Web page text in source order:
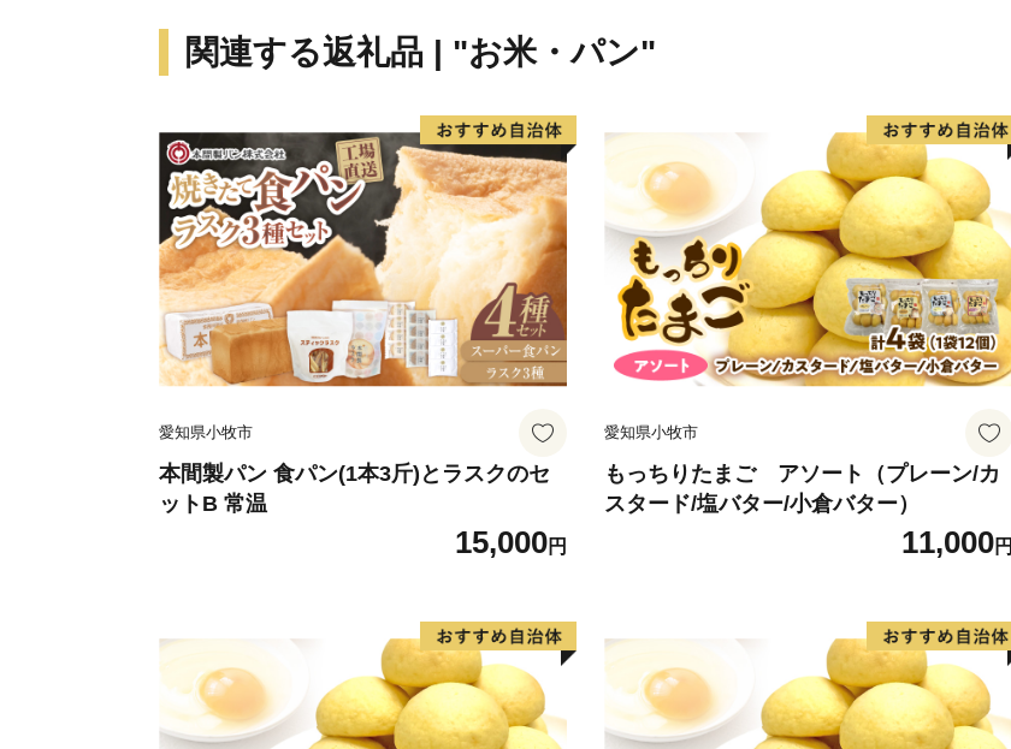
関連する返礼品 | "お米・パン"
愛知県小牧市
本間製パン 食パン(1本3斤)とラスクのセ
ットB 常温
15,000円
愛知県小牧市
もっちりたまご アソート（プレーン/カ
スタード/塩バター/小倉バター）
11,000円